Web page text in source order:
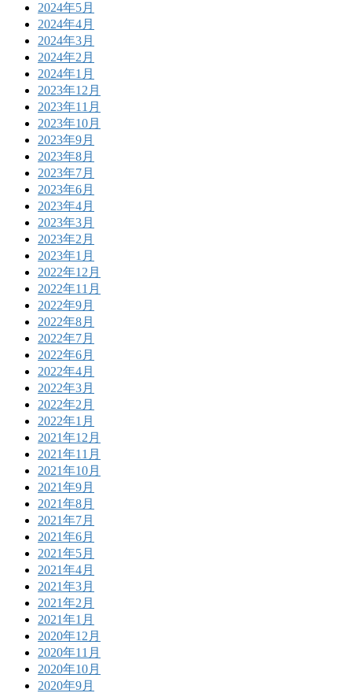
2024年5月
2024年4月
2024年3月
2024年2月
2024年1月
2023年12月
2023年11月
2023年10月
2023年9月
2023年8月
2023年7月
2023年6月
2023年4月
2023年3月
2023年2月
2023年1月
2022年12月
2022年11月
2022年9月
2022年8月
2022年7月
2022年6月
2022年4月
2022年3月
2022年2月
2022年1月
2021年12月
2021年11月
2021年10月
2021年9月
2021年8月
2021年7月
2021年6月
2021年5月
2021年4月
2021年3月
2021年2月
2021年1月
2020年12月
2020年11月
2020年10月
2020年9月